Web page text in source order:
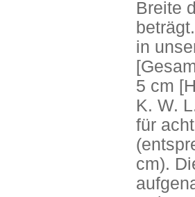
Breite
in
5 cm
K. W.
für
cm).